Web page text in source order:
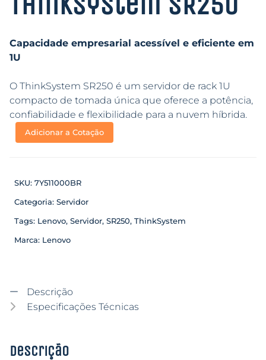
Capacidade empresarial acessível e eficiente em
1U
O ThinkSystem SR250 é um servidor de rack 1U
compacto de tomada única que oferece a potência,
confiabilidade e flexibilidade para a nuvem híbrida.
Adicionar a Cotação
SKU: 7Y511000BR
Categoria: Servidor
Tags: Lenovo, Servidor, SR250, ThinkSystem
Marca: Lenovo
Descrição
Especificações Técnicas
Descrição